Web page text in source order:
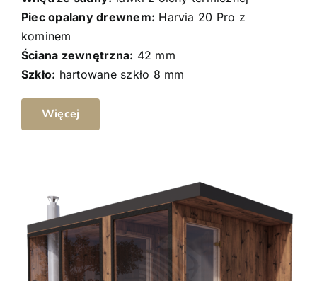
Piec opalany drewnem: Harvia 20 Pro z
kominem
Ściana zewnętrzna: 42 mm
Szkło: hartowane szkło 8 mm
Więcej